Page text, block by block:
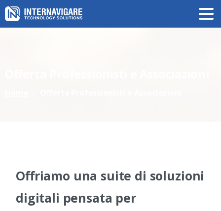
Offriamo una suite di soluzioni
digitali pensata per